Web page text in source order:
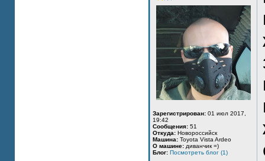
Зарегистрирован: 01 июл 2017,
19:42
Сообщения: 51
Откуда: Новороссийск
Машина: Toyota Vista Ardeo
О машине: диванчик =)
Блог: Посмотреть блог (1)